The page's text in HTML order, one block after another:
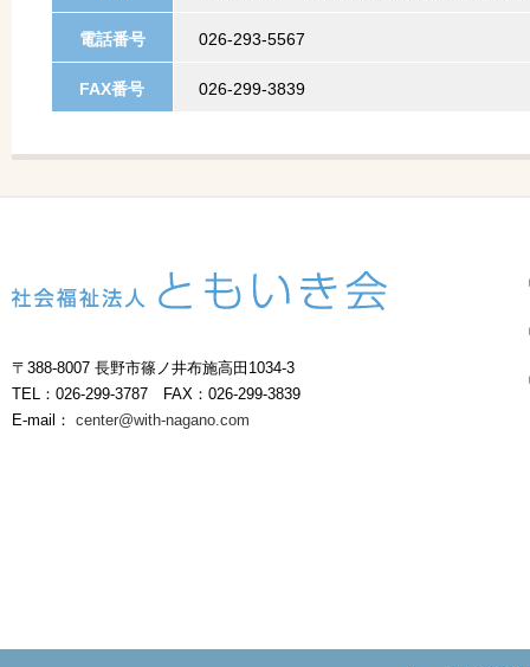
電話番号 026-293-5567
FAX番号 026-299-3839
〒388-8007 長野市篠ノ井布施高田1034-3
TEL：026-299-3787 FAX：026-299-3839
E-mail： center@with-nagano.com